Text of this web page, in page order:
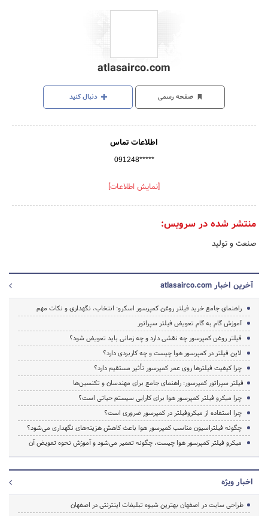
atlasairco.com
صفحه رسمی دنبال کنید
اطلاعات تماس
091248*****
[نمایش اطلاعات]
منتشر شده در سرویس:
صنعت و تولید
آخرین اخبار atlasairco.com
راهنمای جامع خرید فیلتر روغن کمپرسور اسکرو: انتخاب، نگهداری و نکات مهم
آموزش گام به گام تعویض فیلتر سپراتور
فیلتر روغن کمپرسور چه نقشی دارد و چه زمانی باید تعویض شود؟
لاین فیلتر در کمپرسور هوا چیست و چه کاربردی دارد؟
چرا کیفیت فیلترها روی عمر کمپرسور تأثیر مستقیم دارد؟
فیلتر سپراتور کمپرسور: راهنمای جامع برای مهندسان و تکنسین‌ها
چرا میکرو فیلتر کمپرسور هوا برای کارایی سیستم حیاتی است؟
چرا استفاده از میکروفیلتر در کمپرسور ضروری است؟
چگونه فیلتراسیون مناسب کمپرسور هوا باعث کاهش هزینه‌های نگهداری می‌شود؟
میکرو فیلتر کمپرسور هوا چیست، چگونه تعمیر می‌شود و آموزش نحوه تعویض آن
اخبار ویژه
طراحی سایت در اصفهان بهترین شیوه تبلیغات اینترنتی در اصفهان